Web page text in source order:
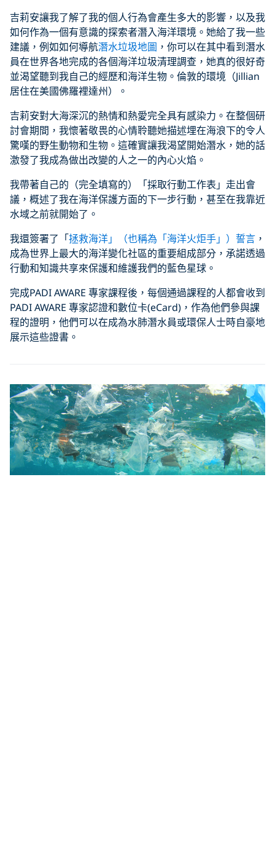
吉莉安讓我了解了我的個人行為會產生多大的影響，以及我
如何作為一個有意識的探索者潛入海洋環境。她給了我一些
建議，例如如何導航潛水垃圾地圖 ，你可以在其中看到潛水
員在世界各地完成的各個海洋垃圾清理調查，她真的很好奇
並渴望聽到我自己的經歷和海洋生物。倫敦的環境（Jillian
居住在美國佛羅裡達州）。
吉莉安對大海深沉的熱情和熱愛完全具有感染力。在整個研
討會期間，我懷著敬畏的心情聆聽她描述埋在海浪下的令人
驚嘆的野生動物和生物。這確實讓我渴望開始潛水，她的話
激發了我成為做出改變的人之一的內心火焰。
我帶著自己的（完全填寫的）「採取行動工作表」走出會
議，概述了我在海洋保護方面的下一步行動，甚至在我靠近
水域之前就開始了。
我還簽署了「拯救海洋」（也稱為「海洋火炬手」）誓言 ，
成為世界上最大的海洋變化社區的重要組成部分，承諾透過
行動和知識共享來保護和維護我們的藍色星球。
完成PADI AWARE 專家課程後，每個通過課程的人都會收到
PADI AWARE 專家認證和數位卡(eCard)，作為他們參與課
程的證明，他們可以在成為水肺潛水員或環保人士時自豪地
展示這些證書。